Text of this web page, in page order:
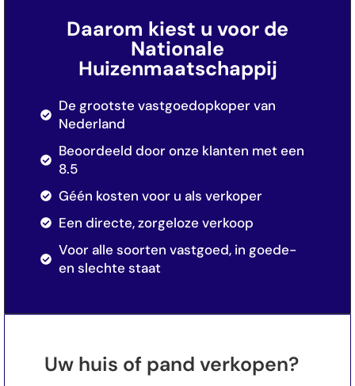
Daarom kiest u voor de
Nationale
Huizenmaatschappij
De grootste vastgoedopkoper van
Nederland
Beoordeeld door onze klanten met een
8.5
Géén kosten voor u als verkoper
Een directe, zorgeloze verkoop
Voor alle soorten vastgoed, in goede-
en slechte staat
Uw huis of pand verkopen?